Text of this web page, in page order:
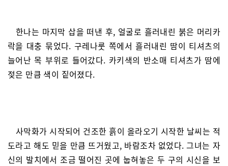
한나는 마지막 삽을 떠낸 후, 얼굴로 흘러내린 붉은 머리카
락을 대충 묶었다. 구레나룻 쪽에서 흘러내린 땀이 티셔츠의
늘어난 목 부위로 들어갔다. 카키색의 반소매 티셔츠가 땀에
젖은 만큼 색이 짙어졌다.
사막화가 시작되어 건조한 흙이 올라오기 시작한 날씨는 적
도라고 해도 믿을 만큼 뜨거웠고, 바람조차 없었다. 그녀는 자
신의 발치에서 조금 떨어진 곳에 눕혀놓은 두 구의 시신을 보